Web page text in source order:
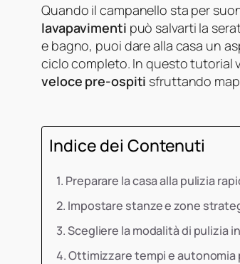
Quando il campanello sta per
lavapavimenti può salvarti la
e bagno, puoi dare alla casa un
ciclo completo. In questo tutorial
veloce pre-ospiti sfruttando
Indice dei Contenuti
Preparare la casa alla pulizia
Impostare stanze e zone
Scegliere la modalità di pulizia
Ottimizzare tempi e autonomia